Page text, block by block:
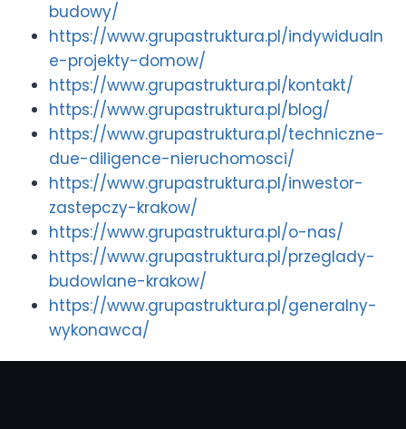
budowy/
https://www.grupastruktura.pl/indywidualn
e-projekty-domow/
https://www.grupastruktura.pl/kontakt/
https://www.grupastruktura.pl/blog/
https://www.grupastruktura.pl/techniczne-
due-diligence-nieruchomosci/
https://www.grupastruktura.pl/inwestor-
zastepczy-krakow/
https://www.grupastruktura.pl/o-nas/
https://www.grupastruktura.pl/przeglady-
budowlane-krakow/
https://www.grupastruktura.pl/generalny-
wykonawca/